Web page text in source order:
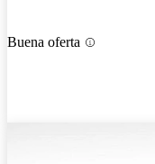
Buena oferta